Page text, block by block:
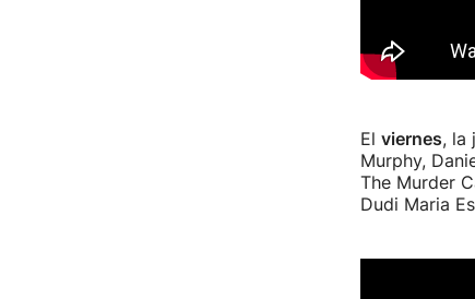
El viernes, la
Murphy,
The Murder
Dudi Maria